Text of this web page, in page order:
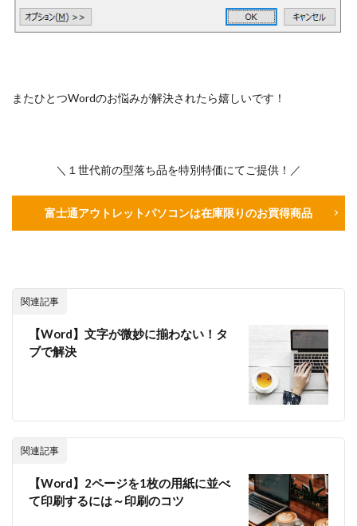
またひとつWordのお悩みが解決されたら嬉しいです！
＼１世代前の型落ち品を特別特価にてご提供！／
富士通アウトレットパソコンは在庫限りのお買得商品
関連記事
【Word】文字が微妙に揃わない！タ
ブで解決
関連記事
【Word】2ページを1枚の用紙に並べ
て印刷するには～印刷のコツ